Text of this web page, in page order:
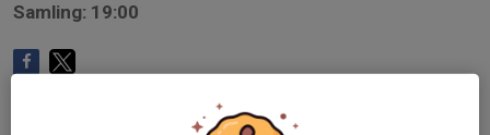
Samling: 19:00
Anmälan är öppen för föreningens alla medlemmar.